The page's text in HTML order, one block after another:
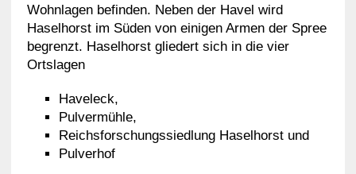
Wohnlagen befinden. Neben der Havel wird
Haselhorst im Süden von einigen Armen der Spree
begrenzt. Haselhorst gliedert sich in die vier
Ortslagen
Haveleck,
Pulvermühle,
Reichsforschungssiedlung Haselhorst und
Pulverhof